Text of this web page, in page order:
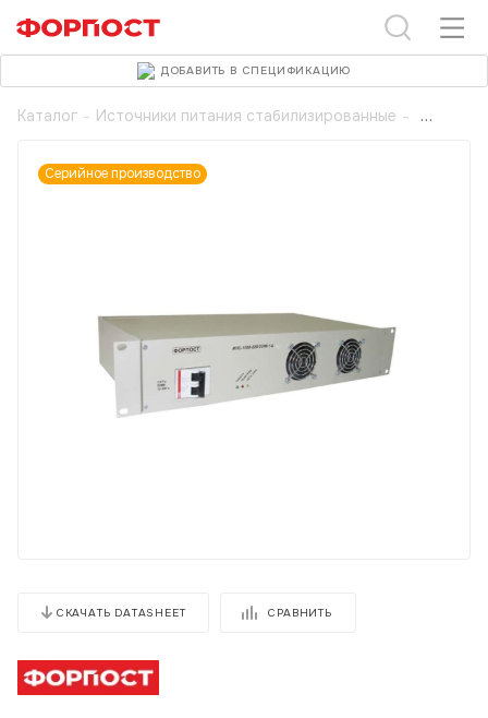
Каталог - Источники питания стабилизированные -
Серийное производство
СКАЧАТЬ DATASHEET СРАВНИТЬ
ДОБАВИТЬ В СПЕЦИФИКАЦИЮ